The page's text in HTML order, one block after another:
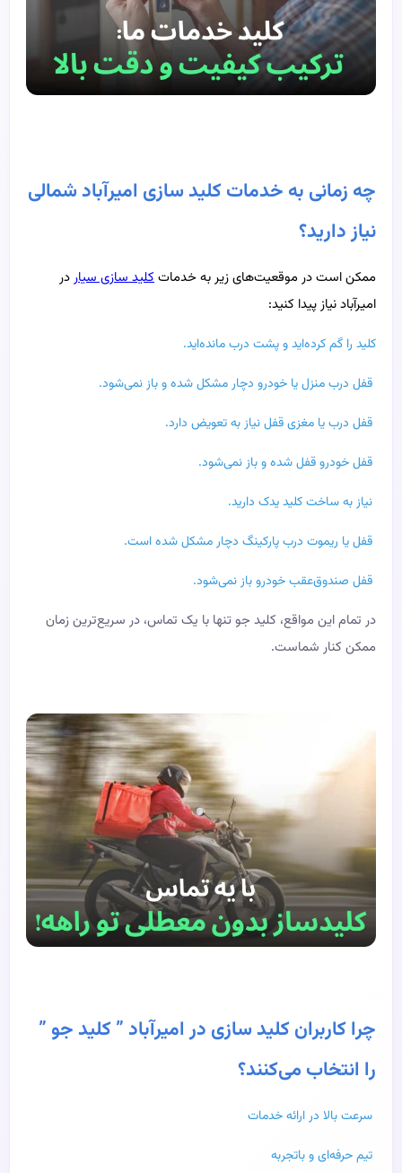
چه زمانی به خدمات کلید سازی امیرآباد شمالی
نیاز دارید؟
ممکن است در موقعیت‌های زیر به خدماتکلید سازی سیاردر
امیرآباد نیاز پیدا کنید:
کلید را گم کرده‌اید و پشت درب مانده‌اید.
قفل درب منزل یا خودرو دچار مشکل شده و باز نمی‌شود.
قفل درب یا مغزی قفل نیاز به تعویض دارد.
قفل خودرو قفل شده و باز نمی‌شود.
نیاز به ساخت کلید یدک دارید.
قفل یا ریموت درب پارکینگ دچار مشکل شده است.
قفل صندوق‌عقب خودرو باز نمی‌شود.
در تمام این مواقع، کلید جو تنها با یک تماس، در سریع‌ترین زمان
ممکن کنار شماست.
چرا کاربران کلید سازی در امیرآباد ” کلید جو ”
را انتخاب می‌کنند؟
سرعت بالا در ارائه خدمات
تیم حرفه‌ای و باتجربه